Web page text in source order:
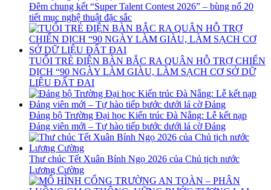
Đêm chung kết “Super Talent Contest 2026” – bùng nổ 20
tiết mục nghệ thuật đặc sắc
TUỔI TRẺ ĐIỆN BÀN BẮC RA QUÂN HỖ TRỢ CHIẾN
DỊCH “90 NGÀY LÀM GIÀU, LÀM SẠCH CƠ SỞ DỮ
LIỆU ĐẤT ĐAI
Đảng bộ Trường Đại học Kiến trúc Đà Nẵng: Lễ kết nạp
Đảng viên mới – Tự hào tiếp bước dưới lá cờ Đảng
Thư chúc Tết Xuân Bính Ngọ 2026 của Chủ tịch nước
Lương Cường